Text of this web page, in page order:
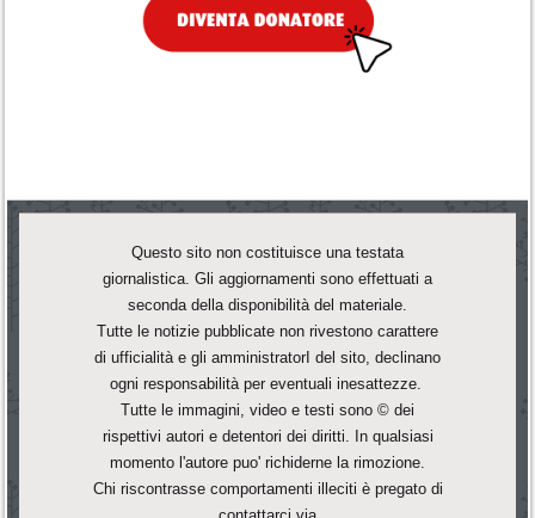
Questo sito non costituisce una testata
giornalistica. Gli aggiornamenti sono effettuati a
seconda della disponibilità del materiale.
Tutte le notizie pubblicate non rivestono carattere
di ufficialità e gli amministratorI del sito, declinano
ogni responsabilità per eventuali inesattezze.
Tutte le immagini, video e testi sono © dei
rispettivi autori e detentori dei diritti. In qualsiasi
momento l'autore puo' richiderne la rimozione.
Chi riscontrasse comportamenti illeciti è pregato di